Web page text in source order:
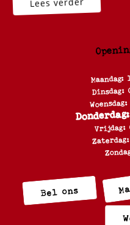
Dinsdag:
Vrijdag:
Bel ons